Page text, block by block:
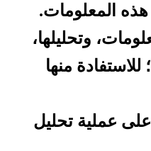
المعلومات.
وتحليلها،
للاستفادة منها
على عملية تحليل